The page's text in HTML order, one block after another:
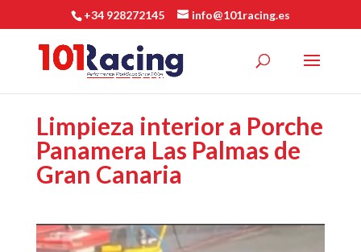
+34 928272145 info@101racing.es
Limpieza interior a Porche
Panamera Las Palmas de
Gran Canaria